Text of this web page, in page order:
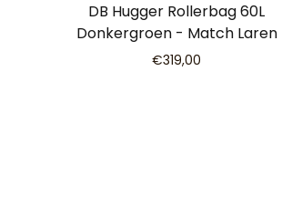
DB Hugger Rollerbag 60L
Donkergroen - Match Laren
€319,00